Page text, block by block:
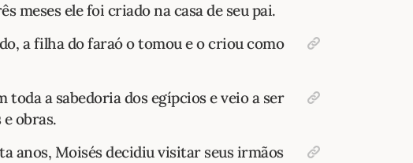
meses ele foi criado na casa de seu pai.
a filha do faraó o tomou e o criou como
toda a sabedoria dos egípcios e veio a ser
obras.
anos, Moisés decidiu visitar seus irmãos